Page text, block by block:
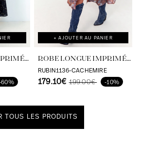
60%
+ AJOUTER AU PANIER
ROBE LONGUE IMPRIMÉ
CACHEMIRE EFFET
SATINÉ
RUBIN1136-CACHEMIRE
179.10€ 199.00€ -10%
TOUS LES PRODUITS